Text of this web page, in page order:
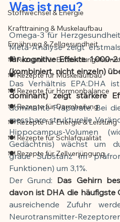
Stoffwechsel & Energie
Krafttraining & Muskelaufbau
Ernährung & Zellgesundheit
🍽️ Rezepte für
🍽️ Rezepte für Muskelaufbau
🍽️ Rezepte für Hormonbalance
🍽️ Rezepte für Darmheilung
🍽️ Rezepte für Energie & Leistung
🍽️ Rezepte für Schlafqualität
🍽️ Rezepte für Zellverjüngung
Was ist neu?
Omega-3 für
Meta-Analyse zeigt
für kognitive Effekte: 1.000-
(kombiniert, nicht einzeln)
Das Verhältnis EPA:DHA
dominant) zeigt stärkere
dominante Präparate. Bei
messbare strukturelle
Hippocampus-Volumen
Gedächtnis) wächst um
graue Substanz im
Funktionen) um 3,1%.
Der Grund: Das Gehirn
davon ist DHA die häufigste
ausreichende Zufuhr
Neurotransmitter-